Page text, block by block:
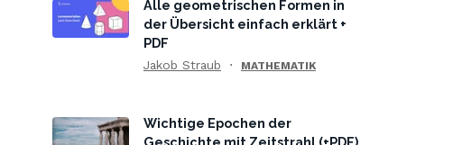
Alle geometrischen Formen in
der Übersicht einfach erklärt +
PDF
Jakob Straub MATHEMATIK
Wichtige Epochen der
Geschichte mit Zeitstrahl (+PDF)